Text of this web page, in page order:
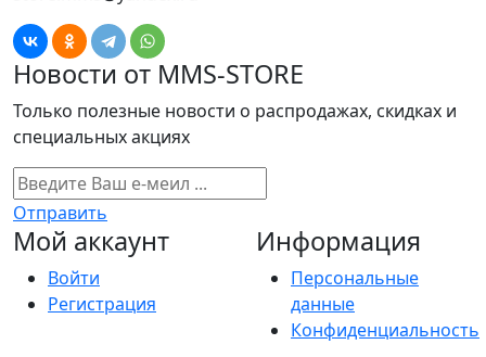
Новости от MMS-STORE
Только полезные новости о распродажах, скидках и
специальных акциях
Отправить
Мой аккаунт
Войти
Регистрация
Информация
Персональные
данные
Конфиденциальность